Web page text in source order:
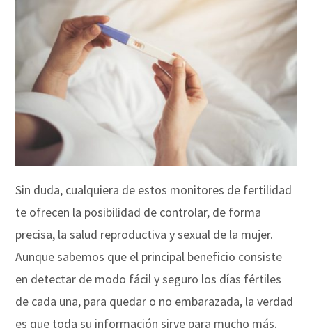
Sin duda, cualquiera de estos monitores de fertilidad
te ofrecen la posibilidad de controlar, de forma
precisa, la salud reproductiva y sexual de la mujer.
Aunque sabemos que el principal beneficio consiste
en detectar de modo fácil y seguro los días fértiles
de cada una, para quedar o no embarazada, la verdad
es que toda su información sirve para mucho más.